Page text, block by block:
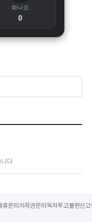
화나요
0
다
휴문의 저작권문의 독자투고불편신고